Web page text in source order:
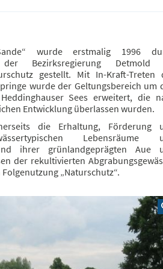
wurde erstmalig 1996
der Bezirksregierung Detmold
gestellt. Mit In-Kraft-Treten
wurde der Geltungsbereich um
Sees erweitert, die
Entwicklung überlassen wurden.
die Erhaltung, Förderung
Lebensräume
ihrer grünlandgeprägten Aue
der rekultivierten
„Naturschutz“.